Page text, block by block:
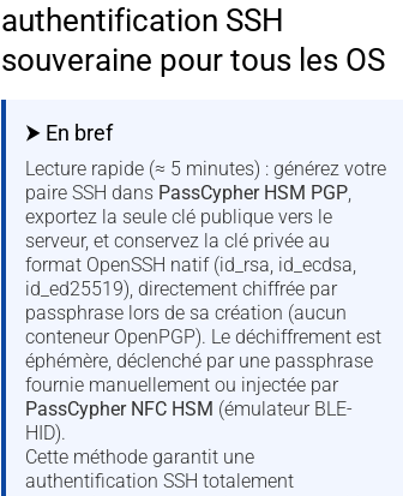
authentification SSH
souveraine pour tous les OS
⮞ En bref
Lecture rapide (≈ 5 minutes) : générez votre
paire SSH dans PassCypher HSM PGP,
exportez la seule clé publique vers le
serveur, et conservez la clé privée au
format OpenSSH natif (id_rsa, id_ecdsa,
id_ed25519), directement chiffrée par
passphrase lors de sa création (aucun
conteneur OpenPGP). Le déchiffrement est
éphémère, déclenché par une passphrase
fournie manuellement ou injectée par
PassCypher NFC HSM (émulateur BLE-
HID).
Cette méthode garantit une
authentification SSH totalement